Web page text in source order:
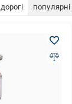
дорогі популярні